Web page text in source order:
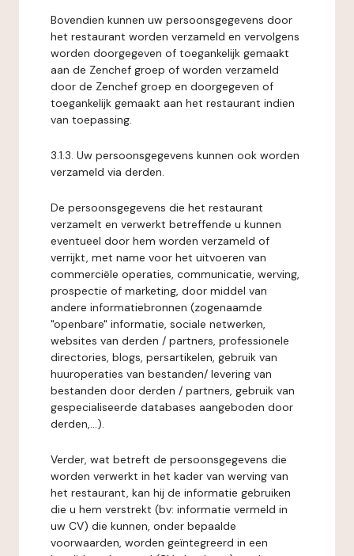
Bovendien kunnen uw persoonsgegevens door
het restaurant worden verzameld en vervolgens
worden doorgegeven of toegankelijk gemaakt
aan de Zenchef groep of worden verzameld
door de Zenchef groep en doorgegeven of
toegankelijk gemaakt aan het restaurant indien
van toepassing.
3.1.3. Uw persoonsgegevens kunnen ook worden
verzameld via derden.
De persoonsgegevens die het restaurant
verzamelt en verwerkt betreffende u kunnen
eventueel door hem worden verzameld of
verrijkt, met name voor het uitvoeren van
commerciële operaties, communicatie, werving,
prospectie of marketing, door middel van
andere informatiebronnen (zogenaamde
"openbare" informatie, sociale netwerken,
websites van derden / partners, professionele
directories, blogs, persartikelen, gebruik van
huuroperaties van bestanden/ levering van
bestanden door derden / partners, gebruik van
gespecialiseerde databases aangeboden door
derden,...).
Verder, wat betreft de persoonsgegevens die
worden verwerkt in het kader van werving van
het restaurant, kan hij de informatie gebruiken
die u hem verstrekt (bv: informatie vermeld in
uw CV) die kunnen, onder bepaalde
voorwaarden, worden geïntegreerd in een